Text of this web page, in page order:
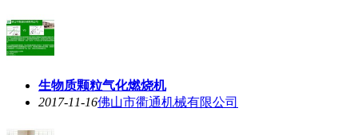
生物质颗粒气化燃烧机
2017-11-16佛山市衢通机械有限公司